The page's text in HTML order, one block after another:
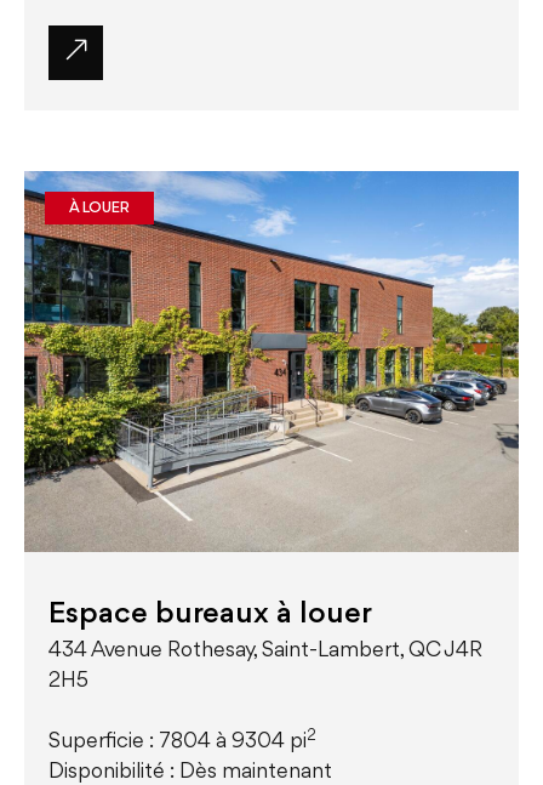
À LOUER
Espace bureaux à louer
434 Avenue Rothesay, Saint-Lambert, QC J4R
2H5
Superficie : 7804 à 9304 pi2
Disponibilité : Dès maintenant